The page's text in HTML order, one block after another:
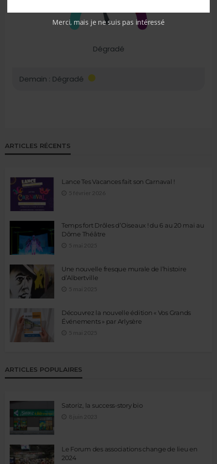
ARTICLES RÉCENTS
Lance Tes Vacances fait son Carnaval !
5 février 2026
Temps fort Drôles d’Oiseaux ! du 6 au 20 mai au
Dôme Théâtre
5 mai 2025
Une nouvelle fresque murale de l’histoire
d’Albertville
5 mai 2025
Découvrez la nouvelle édition « Vos Grands
Événements » par Arlysère
5 mai 2025
ARTICLES POPULAIRES
Satoriz, la success-story bio
8 juin 2023
Le Forum des associations change de lieu en
2024
Merci, mais je ne suis pas intéressé